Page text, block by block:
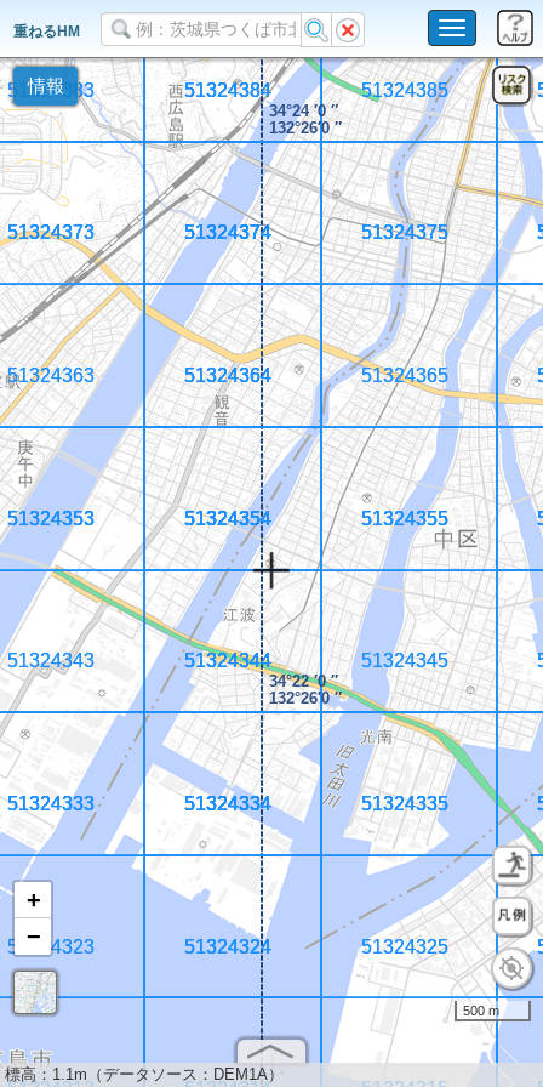
Toggle
navigation
重ねるHM
51324334 51324335
51324344 51324345
51324354 51324355
51324334 51324335
51324344 51324345
51324354 51324355
51324354 51324355
51324364 51324365
51324374 51324375
51324354 51324355
51324364 51324365
51324374 51324375
51324324 51324325
51324334 51324335
51324324 51324325
51324334 51324335
51324323 51324324
51324333 51324334
51324323 51324324
51324333 51324334
51324333 51324334
51324343 51324344
51324353 51324354
51324333 51324334
51324343 51324344
51324353 51324354
51324373 51324374
51324383 51324384
51324373 51324374
51324383 51324384
51324353 51324354
51324363 51324364
51324373 51324374
51324353 51324354
51324363 51324364
51324373 51324374
51324374 51324375
51324384 51324385
51324374 51324375
51324384 51324385
34°24 ′0 ″
132°26′0 ″
34°22 ′0 ″
132°26′0 ″
情報
+
−
500 m
標高： 1.1m（データソース：DEM1A）